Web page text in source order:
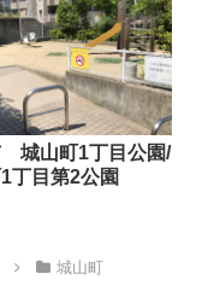
城山町1丁目公園/
丁目第2公園
城山町